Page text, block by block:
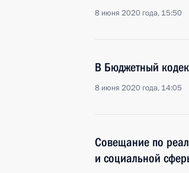
8 июня 2020 года, 15:50
В Бюджетный
8 июня 2020 года, 14:05
Совещание по
и социальной